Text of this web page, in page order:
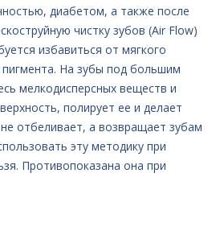
диабетом, а также после
чистку зубов (Air Flow)
избавиться от мягкого
На зубы под большим
мелкодисперсных веществ и
полирует ее и делает
отбеливает, а возвращает зубам
эту методику при
Противопоказана она при